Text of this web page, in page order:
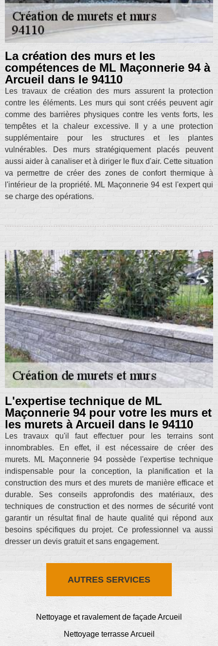
La création des murs et les
compétences de ML Maçonnerie 94 à
Arcueil dans le 94110
Les travaux de création des murs assurent la protection
contre les éléments. Les murs qui sont créés peuvent agir
comme des barrières physiques contre les vents forts, les
tempêtes et la chaleur excessive. Il y a une protection
supplémentaire pour les structures et les plantes
vulnérables. Des murs stratégiquement placés peuvent
aussi aider à canaliser et à diriger le flux d'air. Cette situation
va permettre de créer des zones de confort thermique à
l'intérieur de la propriété. ML Maçonnerie 94 est l'expert qui
se charge des opérations.
L'expertise technique de ML
Maçonnerie 94 pour votre les murs et
les murets à Arcueil dans le 94110
Les travaux qu'il faut effectuer pour les terrains sont
innombrables. En effet, il est nécessaire de créer des
murets. ML Maçonnerie 94 possède l'expertise technique
indispensable pour la conception, la planification et la
construction des murs et des murets de manière efficace et
durable. Ses conseils approfondis des matériaux, des
techniques de construction et des normes de sécurité vont
garantir un résultat final de haute qualité qui répond aux
besoins spécifiques du projet. Ce professionnel va aussi
dresser un devis gratuit et sans engagement.
AUTRES SERVICES
Nettoyage et ravalement de façade Arcueil
Nettoyage terrasse Arcueil